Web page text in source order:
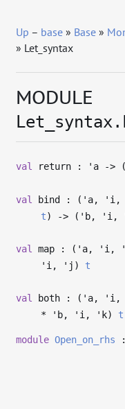
Up – base » Base »
» Let_syntax
MODULE
val return : 'a -> (
val bind : ( 'a, 'i ,
t) -> ( 'b, 'i ,
val map : ( 'a, 'i ,
'i , 'j ) t
val both : ( 'a, 'i ,
*
'b, 'i , 'k) t
module Open_on_rhs